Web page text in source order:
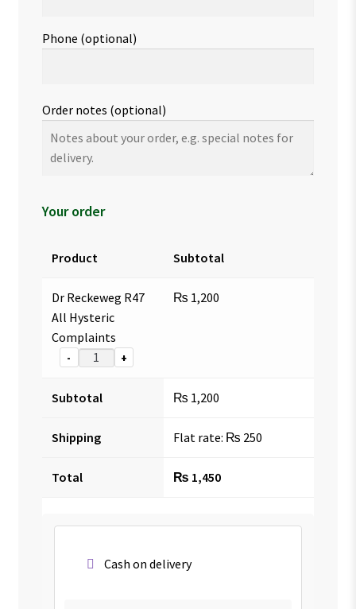
Phone (optional)
Order notes (optional)
Your order
Product Subtotal
Dr Reckeweg R47
All Hysteric
Complaints
- +
₨ 1,200
Subtotal ₨ 1,200
Shipping Flat rate: ₨ 250
Total ₨ 1,450
Cash on delivery